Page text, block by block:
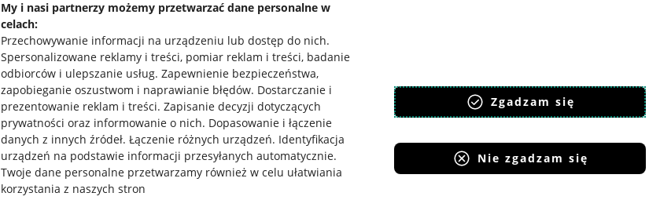
My i nasi partnerzy możemy przetwarzać dane personalne w
celach:
Przechowywanie informacji na urządzeniu lub dostęp do nich.
Spersonalizowane reklamy i treści, pomiar reklam i treści, badanie
odbiorców i ulepszanie usług. Zapewnienie bezpieczeństwa,
zapobieganie oszustwom i naprawianie błędów. Dostarczanie i
prezentowanie reklam i treści. Zapisanie decyzji dotyczących
prywatności oraz informowanie o nich. Dopasowanie i łączenie
danych z innych źródeł. Łączenie różnych urządzeń. Identyfikacja
urządzeń na podstawie informacji przesyłanych automatycznie.
Twoje dane personalne przetwarzamy również w celu ułatwiania
korzystania z naszych stron
Zgadzam się
Nie zgadzam się
Pobierz aplikację